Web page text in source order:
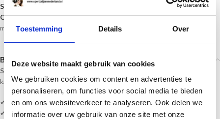
Toestemming Details Over
Deze website maakt gebruik van cookies
We gebruiken cookies om content en advertenties te
personaliseren, om functies voor social media te bieden
en om ons websiteverkeer te analyseren. Ook delen we
informatie over uw gebruik van onze site met onze
SKU:DI5000.H
Categorieën:Bronzen medailles,Gouden medailles,Middelgrote
medailles,Zwemmen Zwemmen medailles
Beschrijving
Sportprijzennederland.nl
levert deze medailles direct uit voorraad. En
kan daardoorsnel geleverdworden!
✔
Medaille voor het zwemmen
✔ Kleur Goud, zilver & brons